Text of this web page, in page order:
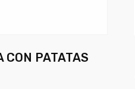
CON PATATAS